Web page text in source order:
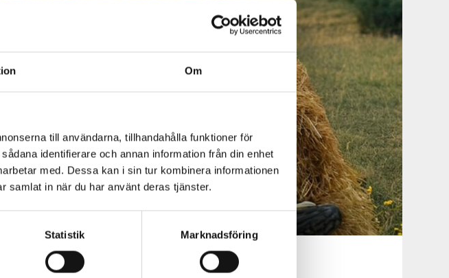
Om
till användarna, tillhandahålla funktioner för
identifierare och annan information från din enhet
med. Dessa kan i sin tur kombinera informationen
samlat in när du har använt deras tjänster.
Statistik Marknadsföring